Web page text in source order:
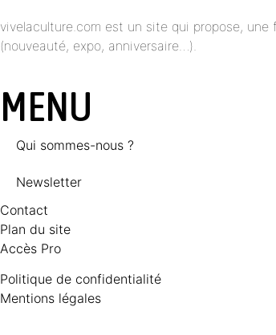
vivelaculture.com est un site qui propose, une
(nouveauté, expo, anniversaire…).
MENU
Qui sommes-nous ?
Newsletter
Contact
Plan du site
Accès Pro
Politique de confidentialité
Mentions légales